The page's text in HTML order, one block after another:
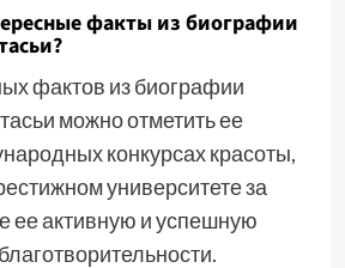
факты из биографии
фактов из биографии
можно отметить ее
конкурсах красоты,
университете за
ее активную и успешную